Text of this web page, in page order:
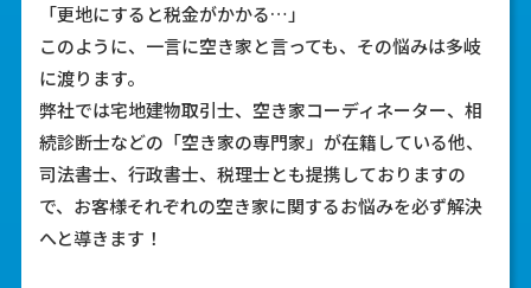
「更地にすると税金がかかる…」
このように、一言に空き家と言っても、その悩みは多岐
に渡ります。
弊社では宅地建物取引士、空き家コーディネーター、相
続診断士などの「空き家の専門家」が在籍している他、
司法書士、行政書士、税理士とも提携しておりますの
で、お客様それぞれの空き家に関するお悩みを必ず解決
へと導きます！